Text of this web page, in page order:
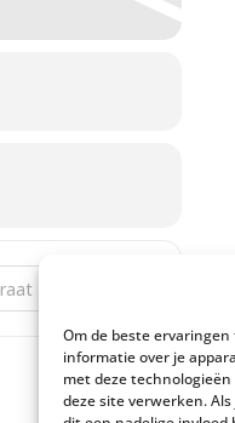
Om de beste
informatie over je
met deze
deze site verwerken.
eeuw’ [BOYQPRdgx]
Address - Lezing over